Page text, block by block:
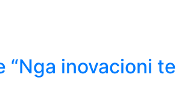
“Nga inovacioni te